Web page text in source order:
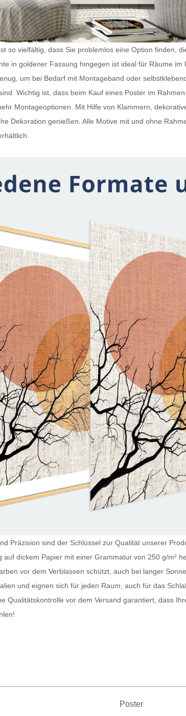
so vielfältig, dass Sie problemlos eine Option finden,
in goldener Fassung hingegen ist ideal für Räume
um bei Bedarf mit Montageband oder
Wichtig ist, dass beim Kauf eines Poster im Rahmen
Montageoptionen. Mit Hilfe von Klammern,
Dekoration genießen. Alle Motive mit und ohne
Präzision sind der Schlüssel zur Qualität unserer
dickem Papier mit einer Grammatur von 250 g/m²
vor dem Verblassen schützt, auch bei langer
und eignen sich für jeden Raum, auch für das
Qualitätskontrolle vor dem Versand garantiert, dass
Poster